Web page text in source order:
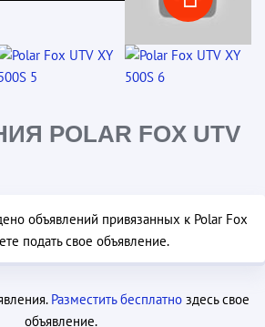
POLAR FOX UTV
объявлений привязанных к Polar Fox
подать свое объявление.
Разместить бесплатно здесь свое
объявление.